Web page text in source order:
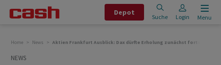
Depot
Suche Login Menu
Home News Aktien Frankfurt Ausblick: Dax dürfte Erholung zunächst fortsetzen
NEWS